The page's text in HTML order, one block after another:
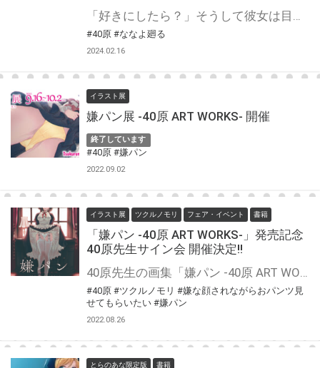
#40原 #ななよ廻る
2024.02.16
イラスト展
嫌パン展 -40原 ART WORKS- 開催
終了しています
#40原 #嫌パン
2022.09.02
イラスト展 ツクルノモリ フェア・イベント 書籍
「嫌パン -40原 ART WORKS-」発売記念
40原先生サイン会 開催決定!!
#40原 #ツクルノモリ #嫌な顔されながらおパンツ見
せてもらいたい #嫌パン
2022.08.26
とらのあな限定版 書籍